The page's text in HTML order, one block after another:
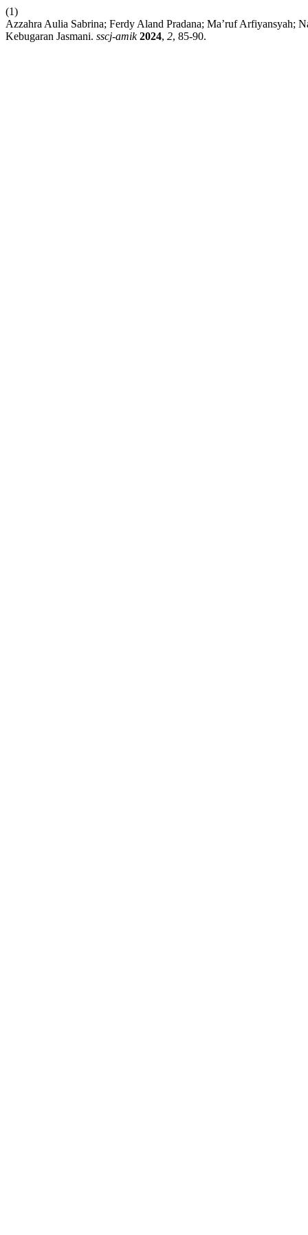
(1)
Azzahra Aulia Sabrina; Ferdy Aland Pradana; Ma’ruf Arfiyansyah;
Kebugaran Jasmani. sscj-amik 2024, 2, 85-90.